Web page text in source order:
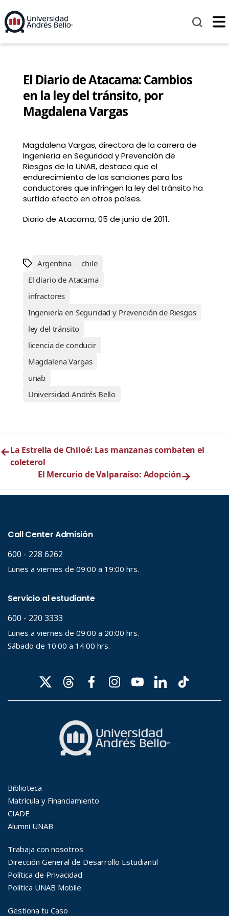
El Diario de Atacama: Cambios
en la ley del tránsito, por
Magdalena Vargas
Magdalena Vargas, directora de la carrera de
Ingeniería en Seguridad y Prevención de
Riesgos de la UNAB, destaca que el
endurecimiento de las sanciones para los
conductores que infringen la ley del tránsito ha
surtido efecto en otros países.
Diario de Atacama, 05 de junio de 2011.
Argentina
chile
El diario de Atacama
infractores
Ingeniería en Seguridad y Prevención de Riesgos
ley del tránsito
licencia de conducir
Magdalena Vargas
unab
Universidad Andrés Bello
←La Estrella de Chiloé: Las manzanas combaten el
coleterol
El Mercurio de Valparaíso: Adopción→